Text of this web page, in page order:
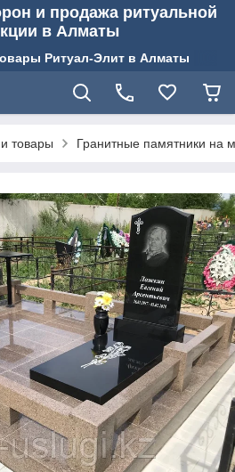
и продажа ритуальной
в Алматы
Ритуал-Элит в Алматы
товары Гранитные памятники на